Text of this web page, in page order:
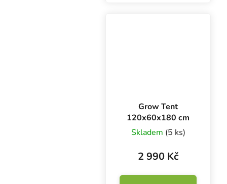
Grow Tent
120x60x180 cm
Skladem (5 ks)
2 990 Kč